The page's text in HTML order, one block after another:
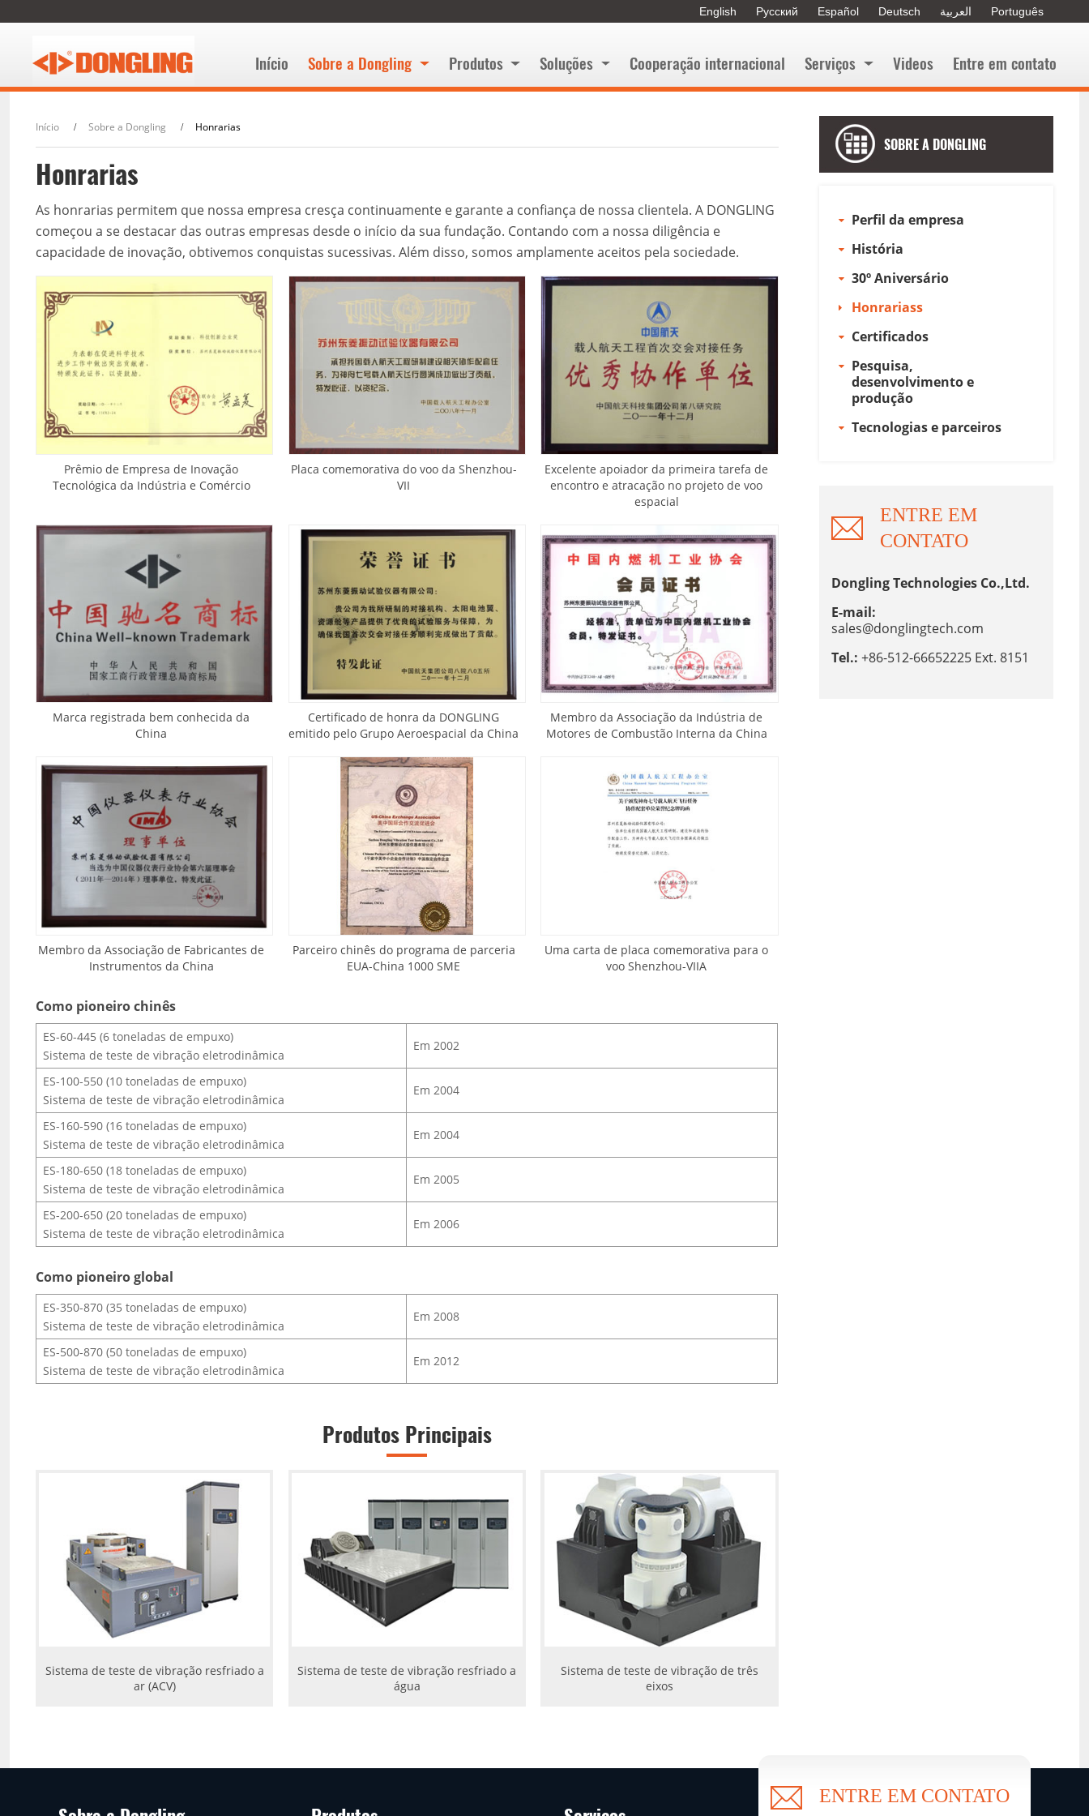
English Русский Español Deutsch العربية Português
Início Sobre a Dongling Produtos Soluções Cooperação internacional Serviços Videos Entre em contato
Início Sobre a Dongling Honrarias
Honrarias
As honrarias permitem que nossa empresa cresça continuamente e garante a confiança de nossa clientela. A DONGLING
começou a se destacar das outras empresas desde o início da sua fundação. Contando com a nossa diligência e
capacidade de inovação, obtivemos conquistas sucessivas. Além disso, somos amplamente aceitos pela sociedade.
Prêmio de Empresa de Inovação
Tecnológica da Indústria e Comércio
Placa comemorativa do voo da Shenzhou-
VII
Excelente apoiador da primeira tarefa de
encontro e atracação no projeto de voo
espacial
Marca registrada bem conhecida da
China
Certificado de honra da DONGLING
emitido pelo Grupo Aeroespacial da China
Membro da Associação da Indústria de
Motores de Combustão Interna da China
Membro da Associação de Fabricantes de
Instrumentos da China
Parceiro chinês do programa de parceria
EUA-China 1000 SME
Uma carta de placa comemorativa para o
voo Shenzhou-VIIA
Como pioneiro chinês
ES-60-445 (6 toneladas de empuxo)
Sistema de teste de vibração eletrodinâmica
Em 2002
ES-100-550 (10 toneladas de empuxo)
Sistema de teste de vibração eletrodinâmica
Em 2004
ES-160-590 (16 toneladas de empuxo)
Sistema de teste de vibração eletrodinâmica
Em 2004
ES-180-650 (18 toneladas de empuxo)
Sistema de teste de vibração eletrodinâmica
Em 2005
ES-200-650 (20 toneladas de empuxo)
Sistema de teste de vibração eletrodinâmica
Em 2006
Como pioneiro global
ES-350-870 (35 toneladas de empuxo)
Sistema de teste de vibração eletrodinâmica
Em 2008
ES-500-870 (50 toneladas de empuxo)
Sistema de teste de vibração eletrodinâmica
Em 2012
Produtos Principais
Sistema de teste de vibração resfriado a
ar (ACV)
Sistema de teste de vibração resfriado a
água
Sistema de teste de vibração de três
eixos
SOBRE A DONGLING
Perfil da empresa
História
30º Aniversário
Honrariass
Certificados
Pesquisa,
desenvolvimento e
produção
Tecnologias e parceiros
ENTRE EM
CONTATO
Dongling Technologies Co.,Ltd.
E-mail:
sales@donglingtech.com
Tel.:+86-512-66652225 Ext. 8151
ENTRE EM CONTATO